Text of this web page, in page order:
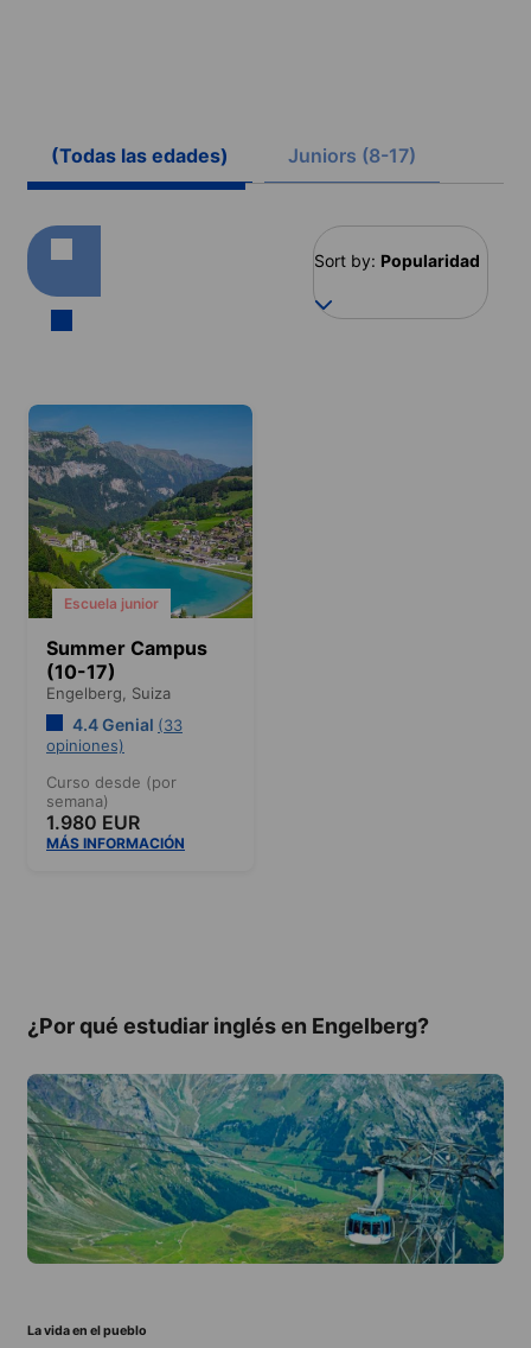
(Todas las edades) Juniors (8-17)
Sort by: Popularidad
Escuela junior
Summer Campus
(10-17)
Engelberg, Suiza
4.4 Genial (33
opiniones)
Curso desde (por
semana)
1.980 EUR
MÁS INFORMACIÓN
¿Por qué estudiar inglés en Engelberg?
La vida en el pueblo